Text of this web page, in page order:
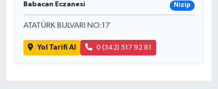
Babacan Eczanesi Nizip
ATATÜRK BULVARI NO:17
Yol Tarifi Al 0 (342) 517 92 81